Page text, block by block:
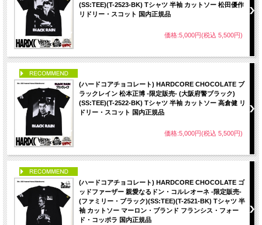
(SS:TEE)(T-2523-BK) Tシャツ 半袖 カットソー 松田優作
リドリー・スコット 国内正規品
価格:5,000円(税込 5,500円)
(ハードコアチョコレート) HARDCORE CHOCOLATE ブ
ラックレイン 松本正博 -限定販売- (大阪府警ブラック)
(SS:TEE)(T-2522-BK) Tシャツ 半袖 カットソー 高倉健 リ
ドリー・スコット 国内正規品
価格:5,000円(税込 5,500円)
(ハードコアチョコレート) HARDCORE CHOCOLATE ゴ
ッドファーザー 親愛なるドン・コルレオーネ -限定販売-
(ファミリー・ブラック)(SS:TEE)(T-2521-BK) Tシャツ 半
袖 カットソー マーロン・ブランド フランシス・フォー
ド・コッポラ 国内正規品